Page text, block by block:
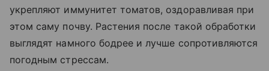
укрепляют иммунитет томатов, оздоравливая при
этом саму почву. Растения после такой обработки
выглядят намного бодрее и лучше сопротивляются
погодным стрессам.